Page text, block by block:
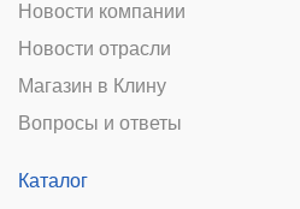
Новости компании
Новости отрасли
Магазин в Клину
Вопросы и ответы
Каталог